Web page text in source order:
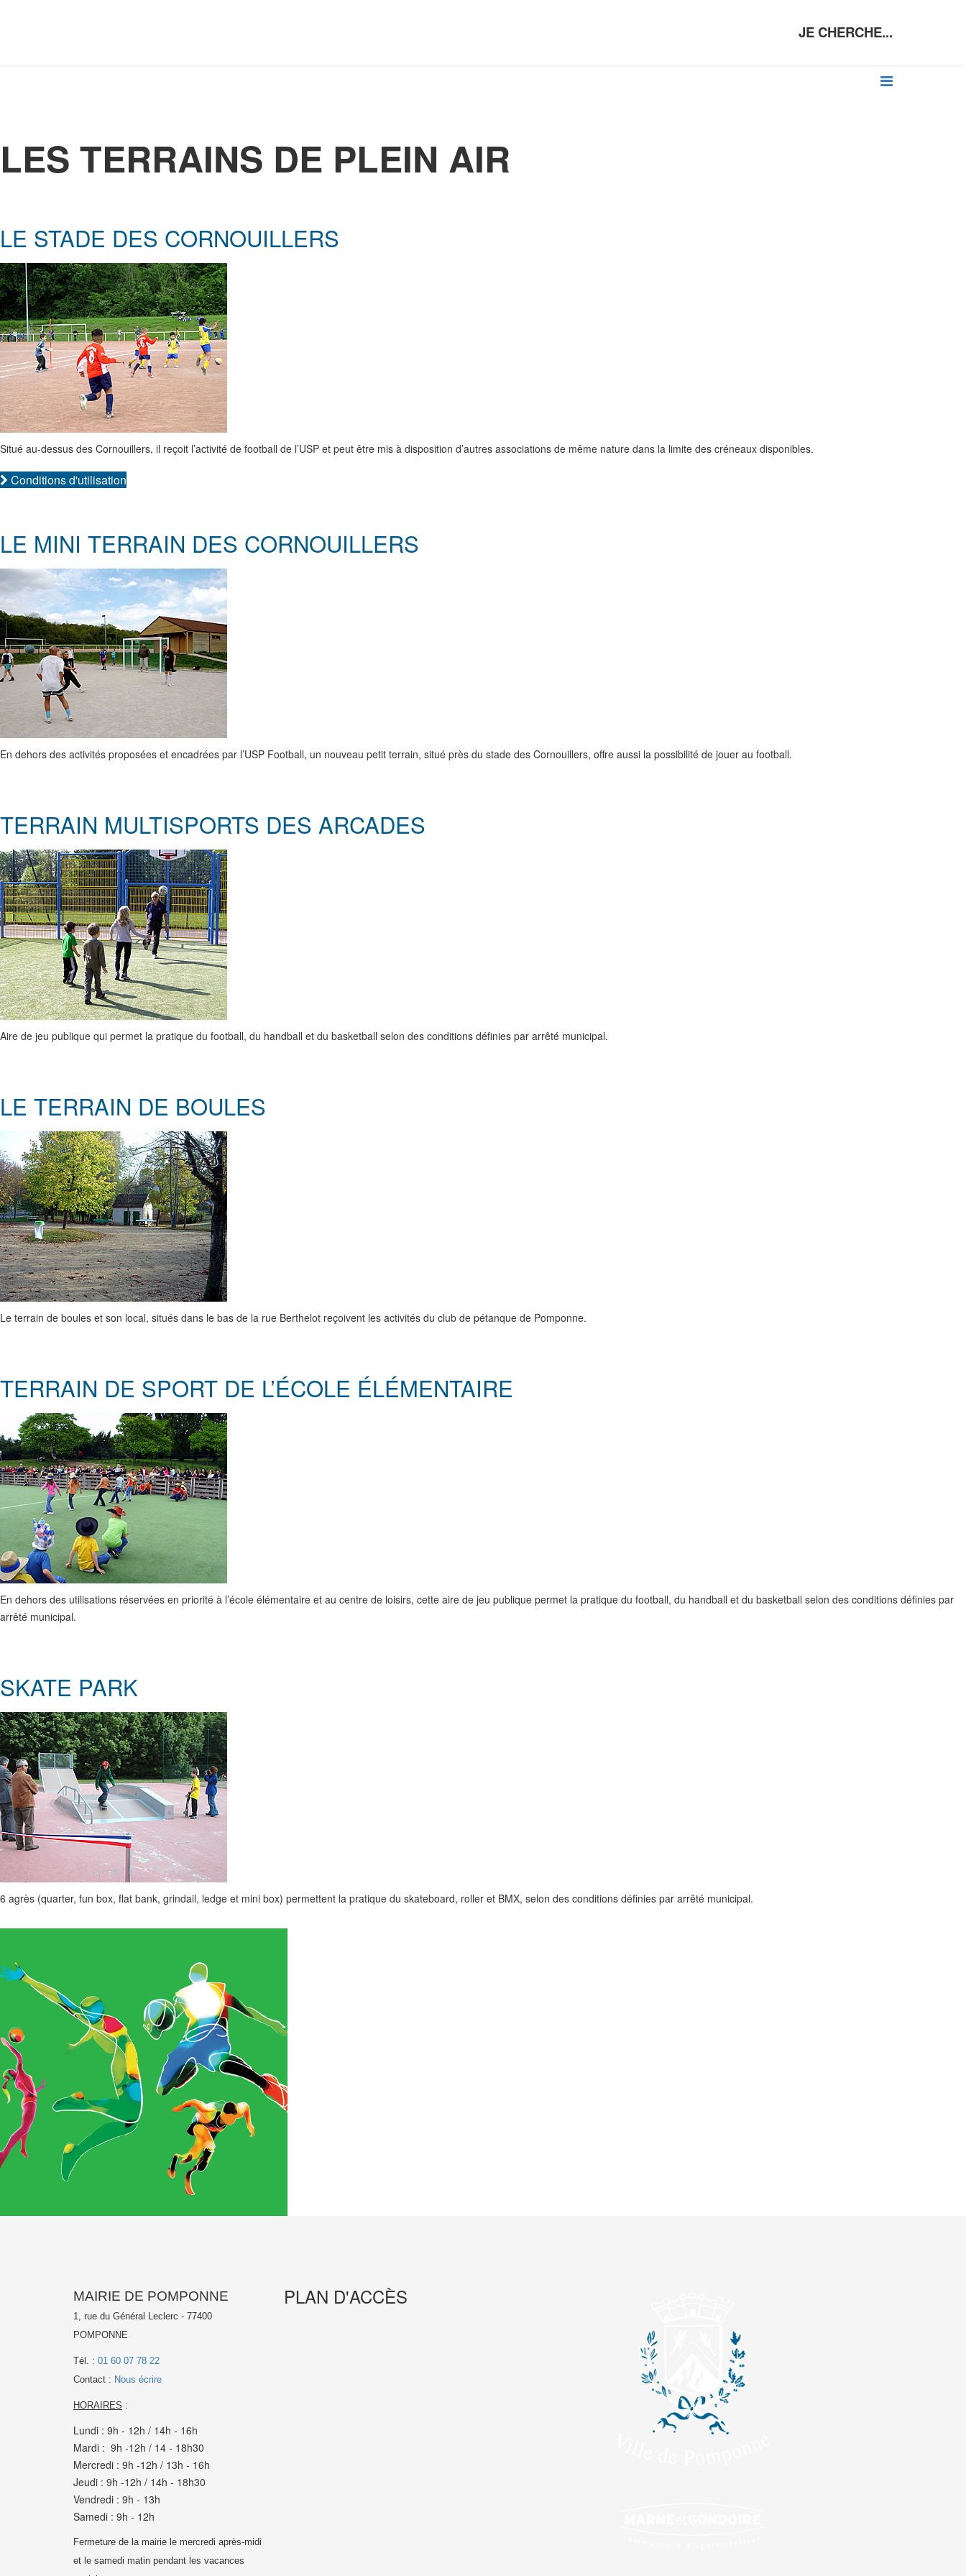
JE CHERCHE...
LES TERRAINS DE PLEIN AIR
LE STADE DES CORNOUILLERS
Situé au-dessus des Cornouillers, il reçoit l’activité de football de l’USP et peut être mis à disposition d’autres associations de même nature dans la limite des créneaux disponibles.
Conditions d'utilisation
LE MINI TERRAIN DES CORNOUILLERS
En dehors des activités proposées et encadrées par l’USP Football, un nouveau petit terrain, situé près du stade des Cornouillers, offre aussi la possibilité de jouer au football.
TERRAIN MULTISPORTS DES ARCADES
Aire de jeu publique qui permet la pratique du football, du handball et du basketball selon des conditions définies par arrêté municipal.
LE TERRAIN DE BOULES
Le terrain de boules et son local, situés dans le bas de la rue Berthelot reçoivent les activités du club de pétanque de Pomponne.
TERRAIN DE SPORT DE L’ÉCOLE ÉLÉMENTAIRE
En dehors des utilisations réservées en priorité à l’école élémentaire et au centre de loisirs, cette aire de jeu publique permet la pratique du football, du handball et du basketball selon des conditions définies par
arrêté municipal.
SKATE PARK
6 agrès (quarter, fun box, flat bank, grindail, ledge et mini box) permettent la pratique du skateboard, roller et BMX, selon des conditions définies par arrêté municipal.
MAIRIE DE POMPONNE
1, rue du Général Leclerc - 77400
POMPONNE
Tél. : 01 60 07 78 22
Contact : Nous écrire
HORAIRES :
Lundi : 9h - 12h / 14h - 16h
Mardi : 9h -12h / 14 - 18h30
Mercredi : 9h -12h / 13h - 16h
Jeudi : 9h -12h / 14h - 18h30
Vendredi : 9h - 13h
Samedi : 9h - 12h
Fermeture de la mairie le mercredi après-midi
et le samedi matin pendant les vacances
PLAN D'ACCÈS